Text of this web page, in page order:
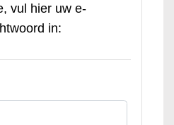
vul hier uw e-
in: